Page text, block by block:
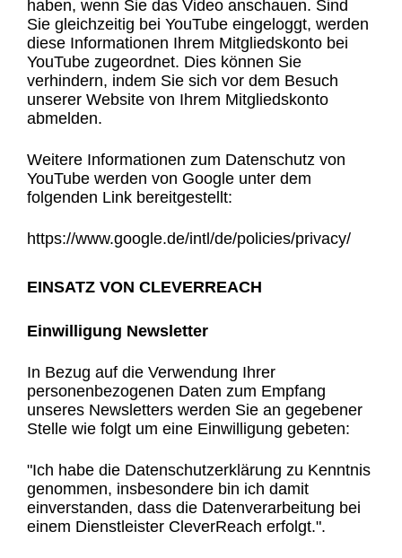
haben, wenn Sie das Video anschauen. Sind
Sie gleichzeitig bei YouTube eingeloggt, werden
diese Informationen Ihrem Mitgliedskonto bei
YouTube zugeordnet. Dies können Sie
verhindern, indem Sie sich vor dem Besuch
unserer Website von Ihrem Mitgliedskonto
abmelden.
Weitere Informationen zum Datenschutz von
YouTube werden von Google unter dem
folgenden Link bereitgestellt:
https://www.google.de/intl/de/policies/privacy/
EINSATZ VON CLEVERREACH
Einwilligung Newsletter
In Bezug auf die Verwendung Ihrer
personenbezogenen Daten zum Empfang
unseres Newsletters werden Sie an gegebener
Stelle wie folgt um eine Einwilligung gebeten:
"Ich habe die Datenschutzerklärung zu Kenntnis
genommen, insbesondere bin ich damit
einverstanden, dass die Datenverarbeitung bei
einem Dienstleister CleverReach erfolgt.".